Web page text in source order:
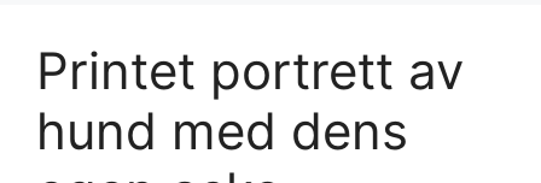
Printet portrett av
hund med dens